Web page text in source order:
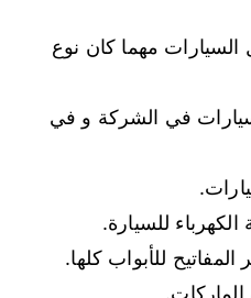
مهما كان نوع
في الشركة و في
للسيارة.
للأبواب كلها.